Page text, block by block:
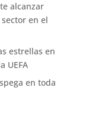
alcanzar
en el
estrellas en
UEFA
en toda